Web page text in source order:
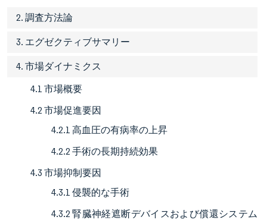
2. 調査方法論
3. エグゼクティブサマリー
4. 市場ダイナミクス
4.1 市場概要
4.2 市場促進要因
4.2.1 高血圧の有病率の上昇
4.2.2 手術の長期持続効果
4.3 市場抑制要因
4.3.1 侵襲的な手術
4.3.2 腎臓神経遮断デバイスおよび償還システム